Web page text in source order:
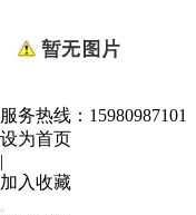
服务热线： 15980987101
设为首页
|
加入收藏